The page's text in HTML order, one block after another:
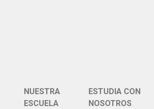
NUESTRA
ESCUELA
ESTUDIA CON
NOSOTROS